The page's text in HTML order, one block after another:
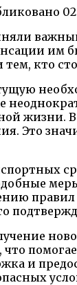
им
кто
Это
что
и